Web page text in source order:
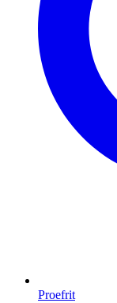
Proefrit